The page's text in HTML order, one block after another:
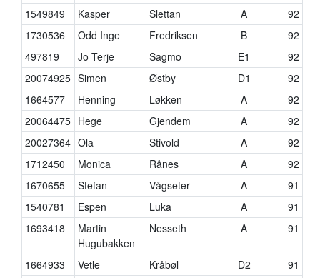
1549849 Kasper Slettan A
92
1730536
Odd Inge Fredriksen B
92
497819
Jo Terje Sagmo E1
92
20074925 Simen Østby D1
92
1664577
Henning Løkken A
92
20064475 Hege Gjendem A
92
20027364 Ola Stivold A
92
1712450
Monica Rånes A
92
1670655
Stefan Vågseter A
91
1540781
Espen Luka A
91
1693418
Martin
Hugubakken
Nesseth A 91
1664933 Vetle Kråbøl D2
91